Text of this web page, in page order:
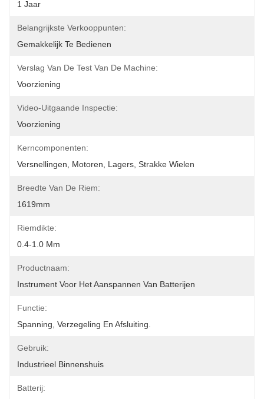
1 Jaar
Belangrijkste Verkooppunten:
Gemakkelijk Te Bedienen
Verslag Van De Test Van De Machine:
Voorziening
Video-Uitgaande Inspectie:
Voorziening
Kerncomponenten:
Versnellingen, Motoren, Lagers, Strakke Wielen
Breedte Van De Riem:
1619mm
Riemdikte:
0.4-1.0 Mm
Productnaam:
Instrument Voor Het Aanspannen Van Batterijen
Functie:
Spanning, Verzegeling En Afsluiting.
Gebruik:
Industrieel Binnenshuis
Batterij: